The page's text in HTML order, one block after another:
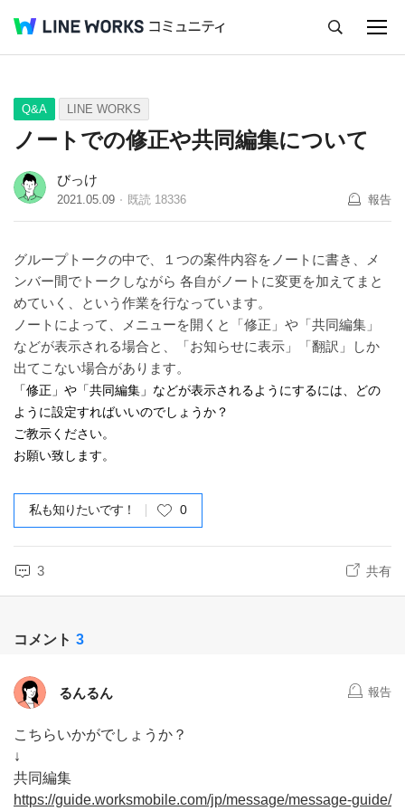
Q&A Tips Ideas
Q&A LINE WORKS
ノートでの修正や共同編集について
びっけ
2021.05.09 既読 18336 報告
グループトークの中で、１つの案件内容をノートに書き、メ
ンバー間でトークしながら 各自がノートに変更を加えてまと
めていく、という作業を行なっています。
ノートによって、メニューを開くと「修正」や「共同編集」
などが表示される場合と、「お知らせに表示」「翻訳」しか
出てこない場合があります。
「修正」や「共同編集」などが表示されるようにするには、どの
ように設定すればいいのでしょうか？
ご教示ください。
お願い致します。
私も知りたいです！ 0
3 共有
コメント 3
るんるん 報告
こちらいかがでしょうか？
↓
共同編集
https://guide.worksmobile.com/jp/message/message-guide/